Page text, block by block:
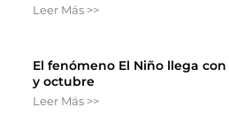
Leer Más >>
El fenómeno El Niño llega
y octubre
Leer Más >>